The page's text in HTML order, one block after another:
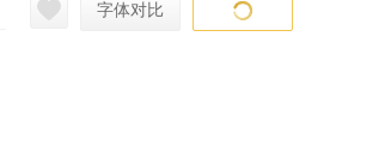
字体对比